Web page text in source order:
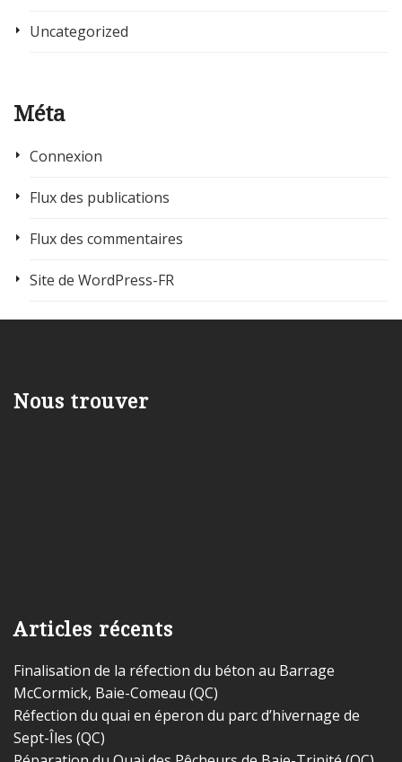
Uncategorized
Méta
Connexion
Flux des publications
Flux des commentaires
Site de WordPress-FR
Nous trouver
Articles récents
Finalisation de la réfection du béton au Barrage
McCormick, Baie-Comeau (QC)
Réfection du quai en éperon du parc d’hivernage de
Sept-Îles (QC)